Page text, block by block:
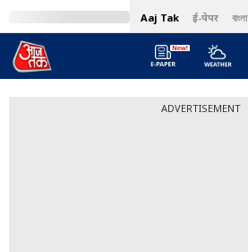
Aaj Tak ई-पेपर বাংলা
ADVERTISEMENT